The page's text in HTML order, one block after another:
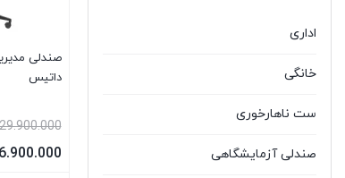
اداری
خانگی
ست ناهارخوری
صندلی آزمایشگاهی
صندلی
داتیس